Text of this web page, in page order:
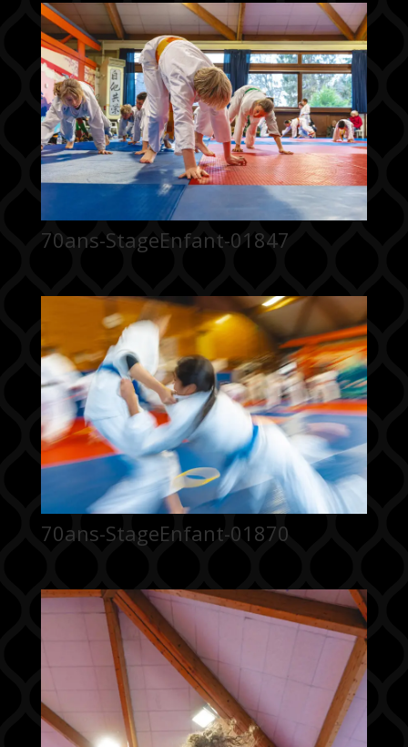
70ans-StageEnfant-01847
70ans-StageEnfant-01870